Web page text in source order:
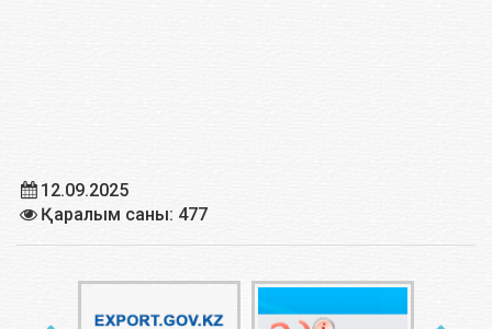
12.09.2025
Қаралым саны: 477